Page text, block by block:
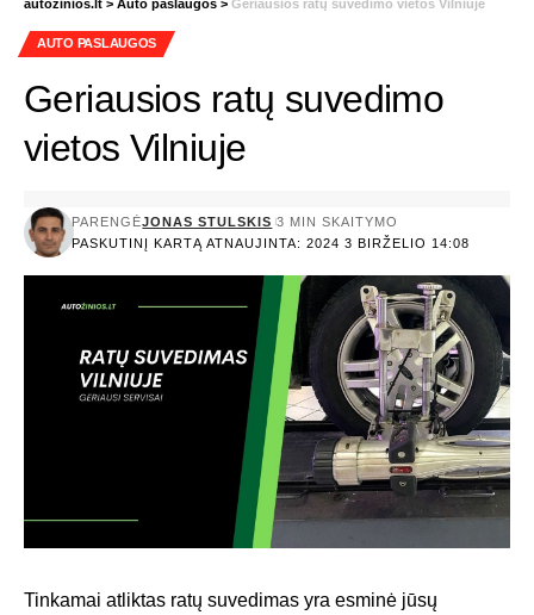
autozinios.lt > Auto paslaugos > Geriausios ratų suvedimo vietos Vilniuje
AUTO PASLAUGOS
Geriausios ratų suvedimo
vietos Vilniuje
PASKUTINĮ KARTĄ ATNAUJINTA: 2024 3 BIRŽELIO 14:08
PARENGĖJONAS STULSKIS 3 MIN SKAITYMO
Tinkamai atliktas ratų suvedimas yra esminė jūsų